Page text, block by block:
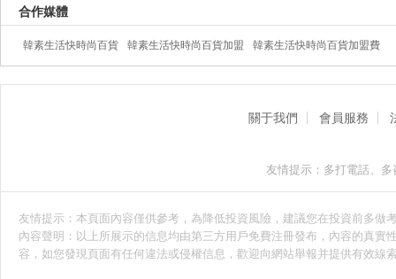
合作媒體
韓素生活快時尚百貨 韓素生活快時尚百貨加盟 韓素生活快時尚百貨加盟費
關于我們 會員服務
友情提示：多打電話、
友情提示：本頁面內容僅供參考，為降低投資風險，建議您在投資前多
內容聲明：以上所展示的信息均由第三方用戶免費注冊發布，內容的真
容，如您發現頁面有任何違法或侵權信息，歡迎向網站舉報并提供有效線